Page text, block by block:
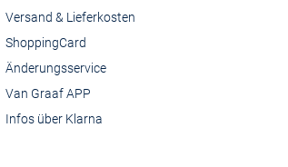
Versand & Lieferkosten
ShoppingCard
Änderungsservice
Van Graaf APP
Infos über Klarna